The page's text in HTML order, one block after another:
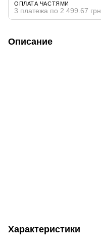
ОПЛАТА ЧАСТЯМИ
3 платежа по 2 499.67 грн
Описание
Характеристики